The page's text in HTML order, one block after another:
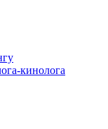
кинолога